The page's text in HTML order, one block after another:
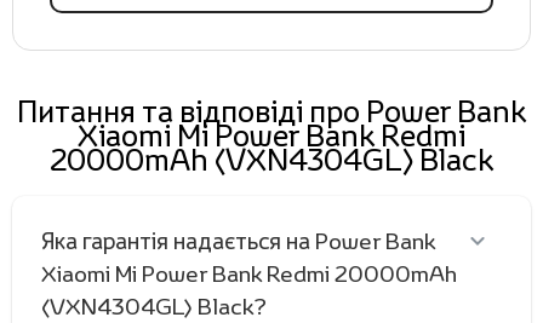
Питання та відповіді про Power Bank
Xiaomi Mi Power Bank Redmi
20000mAh (VXN4304GL) Black
Яка гарантія надається на Power Bank
Xiaomi Mi Power Bank Redmi 20000mAh
(VXN4304GL) Black?